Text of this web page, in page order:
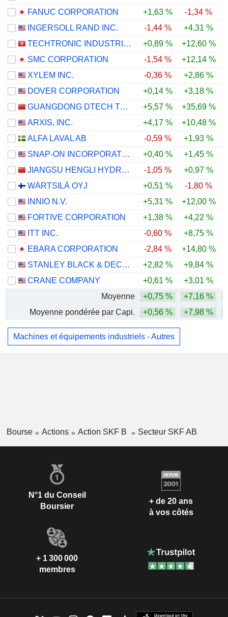
FANUC CORPORATION
+1,63 % -1,34 %
INGERSOLL RAND INC.
-1,44 % +4,31 %
TECHTRONIC INDUSTRIES COMPANY LIMITED
+0,89 % +12,60 %
SMC CORPORATION
-1,54 % +12,14 %
XYLEM INC.
-0,36 % +2,86 %
DOVER CORPORATION
+0,14 % +3,18 %
GUANGDONG DTECH TECHNOLOGY CO., LTD.
+5,57 % +35,69 %
ARXIS, INC.
+4,17 % +10,48 %
ALFA LAVAL AB
-0,59 % +1,93 %
SNAP-ON INCORPORATED
+0,40 % +1,45 %
JIANGSU HENGLI HYDRAULIC CO.,LTD
-1,05 % +0,97 %
WÄRTSILÄ OYJ
+0,51 % -1,80 %
INNIO N.V.
+5,31 % +12,00 %
FORTIVE CORPORATION
+1,38 % +4,22 %
ITT INC.
-0,60 % +8,75 %
EBARA CORPORATION
-2,84 % +14,80 %
STANLEY BLACK & DECKER, INC.
+2,82 % +9,84 %
CRANE COMPANY
+0,61 % +3,01 %
Moyenne
+0,75 % +7,16 %
Moyenne pondérée par Capi.
+0,56 % +7,98 %
Machines et équipements industriels - Autres
Bourse Actions Action SKF B Secteur SKF AB
N°1 du Conseil
Boursier
+ de 20 ans
à vos côtés
+ 1 300 000
membres